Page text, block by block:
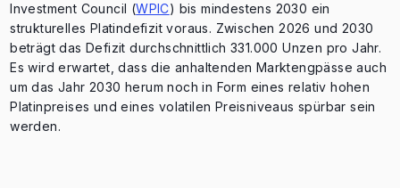
Investment Council (WPIC) bis mindestens 2030 ein
strukturelles Platindefizit voraus. Zwischen 2026 und 2030
beträgt das Defizit durchschnittlich 331.000 Unzen pro Jahr.
Es wird erwartet, dass die anhaltenden Marktengpässe auch
um das Jahr 2030 herum noch in Form eines relativ hohen
Platinpreises und eines volatilen Preisniveaus spürbar sein
werden.